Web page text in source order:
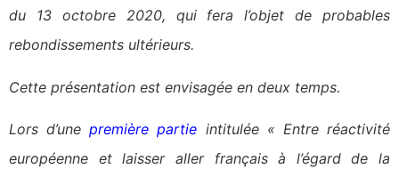
du 13 octobre 2020, qui fera l’objet de probables
rebondissements ultérieurs.
Cette présentation est envisagée en deux temps.
Lors d’unepremière partie intitulée « Entre réactivité
européenne et laisser aller français à l’égard de la